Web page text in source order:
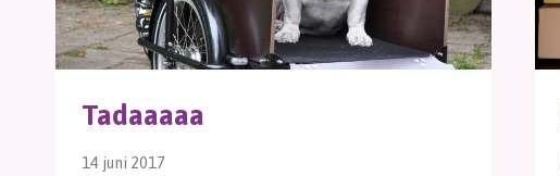
Tadaaaaa
14 juni 2017